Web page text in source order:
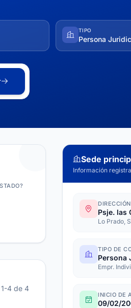
TIPO
Persona
4 de 4
Sede
Información
DIRECCIÓN
Psje. las
Lo Prado,
TIPO DE
Persona
Empr.
INICIO DE
09/02/